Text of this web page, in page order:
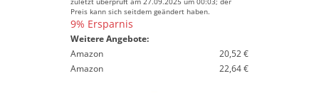
Preis kann sich seitdem geändert haben.
9% Ersparnis
Weitere Angebote:
Amazon
20,52 €
Amazon
22,64 €